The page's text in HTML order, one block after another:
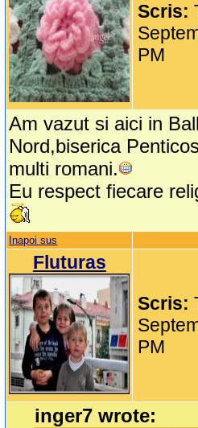
Scris:
PM
Am vazut si aici in
Nord,biserica
multi romani.
Eu respect fiecare
Inapoi sus
Fluturas
Scris:
PM
inger7 wrote: